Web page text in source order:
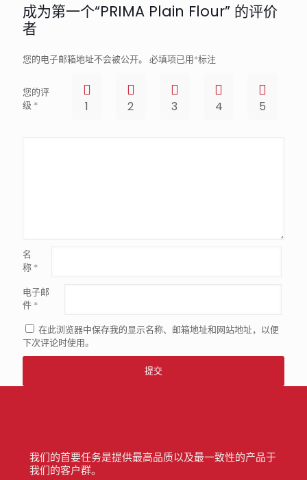
成为第一个“PRIMA Plain Flour” 的评价
者
您的电子邮箱地址不会被公开。 必填项已用*标注
您的评
级 * 1 2 3 4 5
名
称 *
电子邮
件 *
在此浏览器中保存我的显示名称、邮箱地址和网站地址，以便
下次评论时使用。
我们的首要任务是提供最高品质以及最一致性的产品于
我们的客户群。